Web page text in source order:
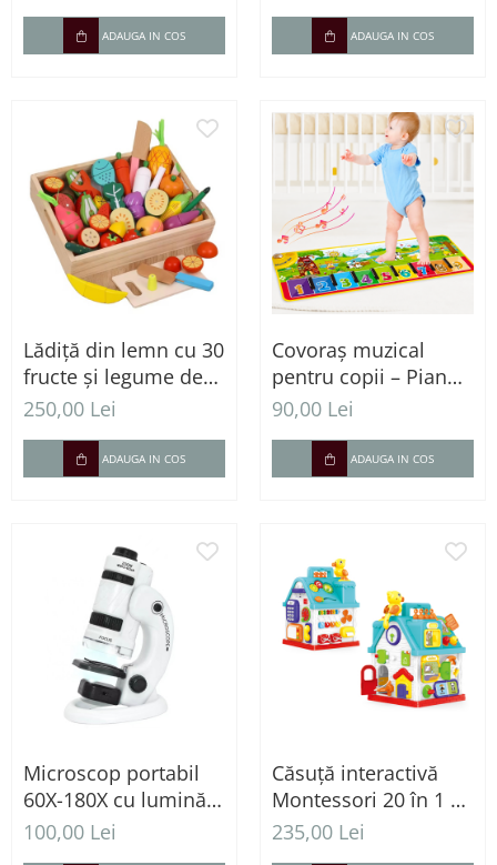
ADAUGA IN COS ADAUGA IN COS
Lădiță din lemn cu 30
fructe și legume de
feliat, 3 ani+
250,00 Lei
ADAUGA IN COS
Covoraș muzical
pentru copii – Pian
interactiv cu fermă și
90,00 Lei
ADAUGA IN COS
Microscop portabil
60X-180X cu lumină
LED și adaptor
100,00 Lei
Căsuță interactivă
Montessori 20 în 1 –
Centru educativ cu
235,00 Lei